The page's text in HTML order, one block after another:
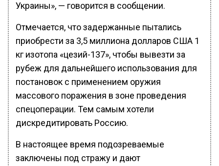
Украины», — говорится в сообщении.
Отмечается, что задержанные пытались
приобрести за 3,5 миллиона долларов США 1
кг изотопа «цезий-137», чтобы вывезти за
рубеж для дальнейшего использования для
постановок с применением оружия
массового поражения в зоне проведения
спецоперации. Тем самым хотели
дискредитировать Россию.
В настоящее время подозреваемые
заключены под стражу и дают